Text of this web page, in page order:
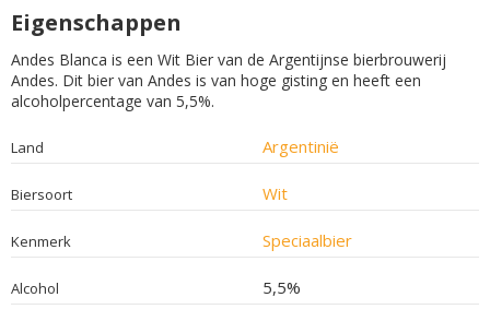
Eigenschappen
Andes Blanca is een Wit Bier van de Argentijnse bierbrouwerij
Andes. Dit bier van Andes is van hoge gisting en heeft een
alcoholpercentage van 5,5%.
Land Argentinië
Biersoort Wit
Kenmerk Speciaalbier
Alcohol 5,5%